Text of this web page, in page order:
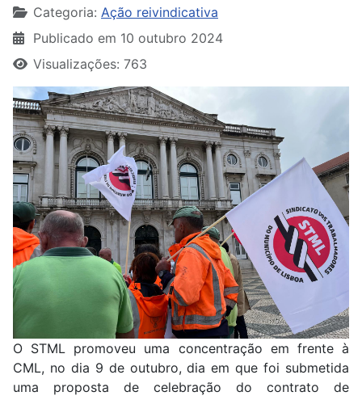
Categoria: Ação reivindicativa
Publicado em 10 outubro 2024
Visualizações: 763
O STML promoveu uma concentração em frente à
CML, no dia 9 de outubro, dia em que foi submetida
uma proposta de celebração do contrato de